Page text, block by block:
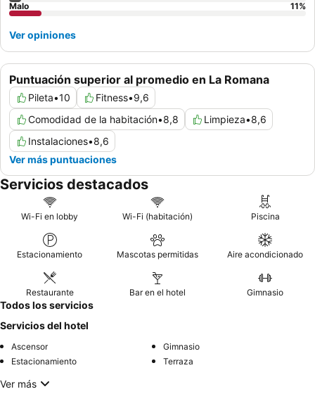
Puntuación superior al promedio en La Romana
Pileta•10 Fitness•9,6
Comodidad de la habitación•8,8 Limpieza•8,6
Instalaciones•8,6
Ver más puntuaciones
Malo
11%
Ver opiniones
Servicios destacados
Wi-Fi en lobby Wi-Fi (habitación) Piscina
Estacionamiento Mascotas permitidas Aire acondicionado
Restaurante Bar en el hotel Gimnasio
Todos los servicios
Servicios del hotel
Ascensor
Gimnasio
Estacionamiento
Terraza
Ver más